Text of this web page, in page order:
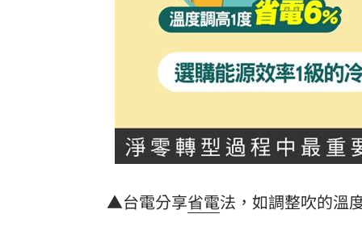
▲台電分享省電法，如調整吹的溫